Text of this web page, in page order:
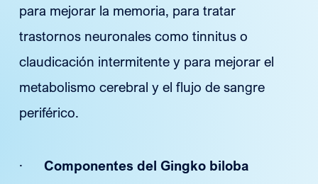
para mejorar la memoria, para tratar
trastornos neuronales como tinnitus o
claudicación intermitente y para mejorar el
metabolismo cerebral y el flujo de sangre
periférico.
·Componentes del Gingko biloba